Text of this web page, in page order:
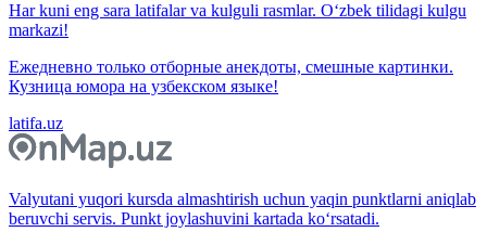
Har kuni eng sara latifalar va kulguli rasmlar. O‘zbek tilidagi kulgu
markazi!
Ежедневно только отборные анекдоты, смешные картинки.
Кузница юмора на узбекском языке!
latifa.uz
Valyutani yuqori kursda almashtirish uchun yaqin punktlarni aniqlab
beruvchi servis. Punkt joylashuvini kartada ko‘rsatadi.